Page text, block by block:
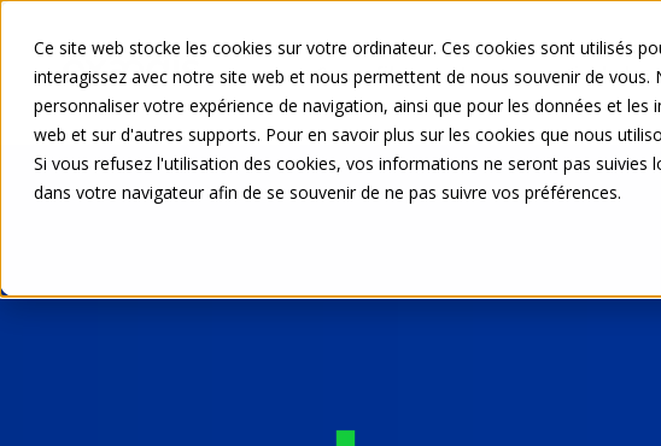
Ce site web stocke les cookies sur votre ordinateur. Ces cookies sont utilisés
interagissez avec notre site web et nous permettent de nous souvenir de
personnaliser votre expérience de navigation, ainsi que pour les données et
web et sur d'autres supports. Pour en savoir plus sur les cookies que nous
Si vous refusez l'utilisation des cookies, vos informations ne seront pas suivies
dans votre navigateur afin de se souvenir de ne pas suivre vos préférences.
Su perfil Nuestras actividades